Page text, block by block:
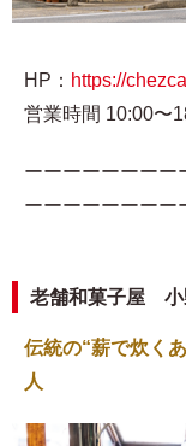
HP： https://
営業時間 10:00〜
ーーーーーーーー
ーーーーーーーー
老舗和菓子屋 小
伝統の“薪で炊く
人